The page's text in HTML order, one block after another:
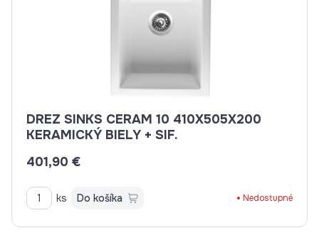
DREZ SINKS CERAM 10 410X505X200
KERAMICKÝ BIELY + SIF.
401,90 €
ks Do košíka Nedostupné